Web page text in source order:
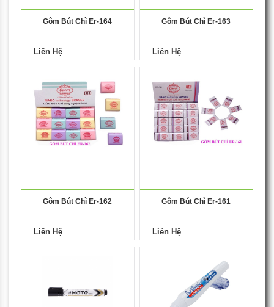
Gôm Bút Chì Er-164
Liên Hệ
Gôm Bút Chì Er-163
Liên Hệ
Gôm Bút Chì Er-162
Liên Hệ
Gôm Bút Chì Er-161
Liên Hệ